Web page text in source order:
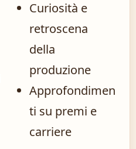
Curiosità e
retroscena
della
produzione
Approfondimen
ti su premi e
carriere